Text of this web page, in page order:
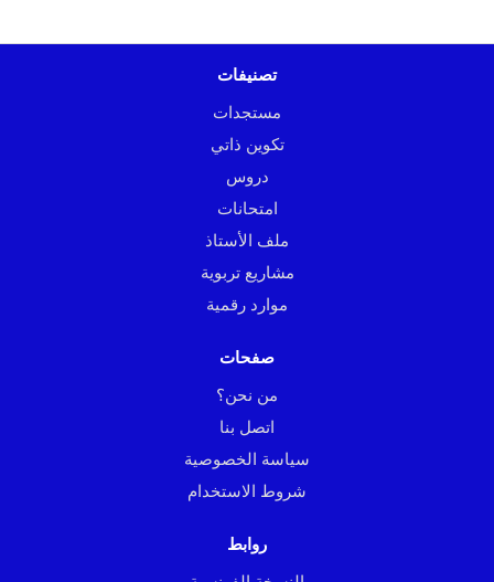
تصنيفات
مستجدات
تكوين ذاتي
دروس
امتحانات
ملف الأستاذ
مشاريع تربوية
موارد رقمية
صفحات
من نحن؟
اتصل بنا
سياسة الخصوصية
شروط الاستخدام
روابط